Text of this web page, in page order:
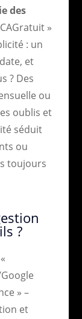
des
»
: un
et
? Des
ou
oublis et
séduit
ou
toujours
?
» –
et